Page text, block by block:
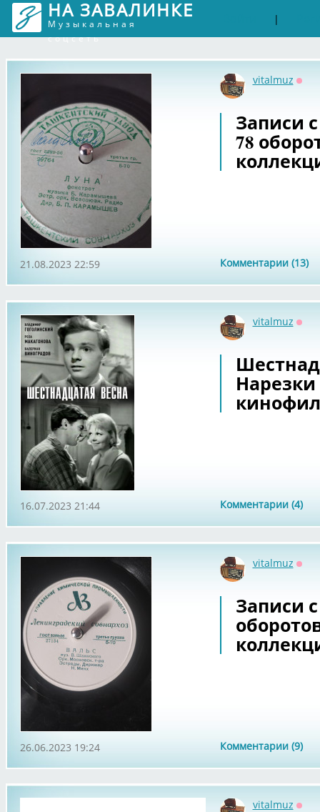
НА ЗАВАЛИНКЕ
Музыкальная
соцсеть
|
vitalmuz
Записи
78
Комментарии (13)
21.08.2023 22:59
vitalmuz
Комментарии (4)
16.07.2023 21:44
vitalmuz
Записи
Комментарии (9)
26.06.2023 19:24
vitalmuz